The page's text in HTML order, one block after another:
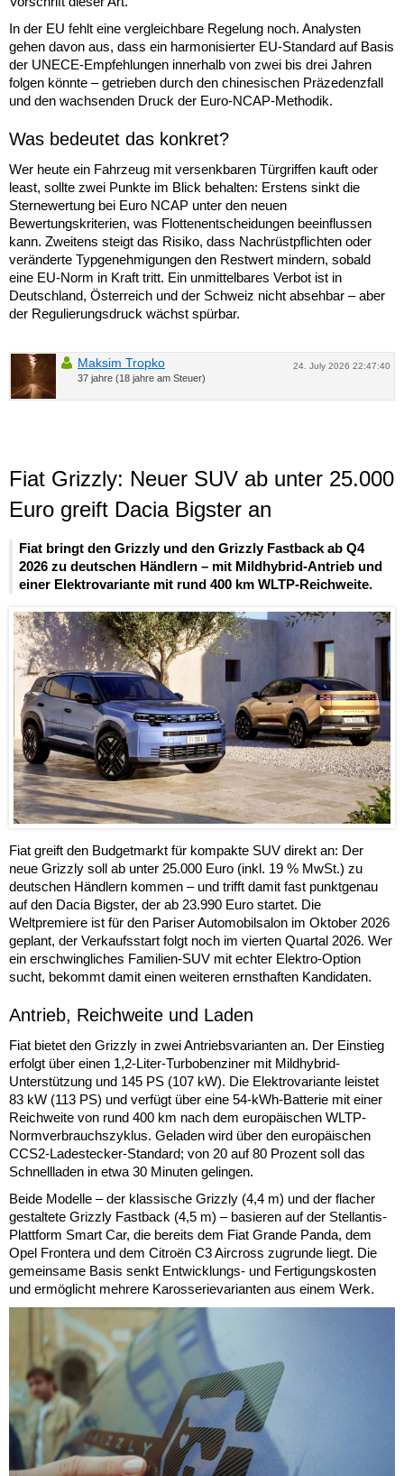
In der EU fehlt eine vergleichbare Regelung noch. Analysten
gehen davon aus, dass ein harmonisierter EU-Standard auf Basis
der UNECE-Empfehlungen innerhalb von zwei bis drei Jahren
folgen könnte – getrieben durch den chinesischen Präzedenzfall
und den wachsenden Druck der Euro-NCAP-Methodik.
Was bedeutet das konkret?
Wer heute ein Fahrzeug mit versenkbaren Türgriffen kauft oder
least, sollte zwei Punkte im Blick behalten: Erstens sinkt die
Sternewertung bei Euro NCAP unter den neuen
Bewertungskriterien, was Flottenentscheidungen beeinflussen
kann. Zweitens steigt das Risiko, dass Nachrüstpflichten oder
veränderte Typgenehmigungen den Restwert mindern, sobald
eine EU-Norm in Kraft tritt. Ein unmittelbares Verbot ist in
Deutschland, Österreich und der Schweiz nicht absehbar – aber
der Regulierungsdruck wächst spürbar.
24. July 2026 22:47:40
Maksim Tropko
37 jahre (18 jahre am Steuer)
Fiat Grizzly: Neuer SUV ab unter 25.000
Euro greift Dacia Bigster an
Fiat bringt den Grizzly und den Grizzly Fastback ab Q4
2026 zu deutschen Händlern – mit Mildhybrid-Antrieb und
einer Elektrovariante mit rund 400 km WLTP-Reichweite.
Fiat greift den Budgetmarkt für kompakte SUV direkt an: Der
neue Grizzly soll ab unter 25.000 Euro (inkl. 19 % MwSt.) zu
deutschen Händlern kommen – und trifft damit fast punktgenau
auf den Dacia Bigster, der ab 23.990 Euro startet. Die
Weltpremiere ist für den Pariser Automobilsalon im Oktober 2026
geplant, der Verkaufsstart folgt noch im vierten Quartal 2026. Wer
ein erschwingliches Familien-SUV mit echter Elektro-Option
sucht, bekommt damit einen weiteren ernsthaften Kandidaten.
Antrieb, Reichweite und Laden
Fiat bietet den Grizzly in zwei Antriebsvarianten an. Der Einstieg
erfolgt über einen 1,2-Liter-Turbobenziner mit Mildhybrid-
Unterstützung und 145 PS (107 kW). Die Elektrovariante leistet
83 kW (113 PS) und verfügt über eine 54-kWh-Batterie mit einer
Reichweite von rund 400 km nach dem europäischen WLTP-
Normverbrauchszyklus. Geladen wird über den europäischen
CCS2-Ladestecker-Standard; von 20 auf 80 Prozent soll das
Schnellladen in etwa 30 Minuten gelingen.
Beide Modelle – der klassische Grizzly (4,4 m) und der flacher
gestaltete Grizzly Fastback (4,5 m) – basieren auf der Stellantis-
Plattform Smart Car, die bereits dem Fiat Grande Panda, dem
Opel Frontera und dem Citroën C3 Aircross zugrunde liegt. Die
gemeinsame Basis senkt Entwicklungs- und Fertigungskosten
und ermöglicht mehrere Karosserievarianten aus einem Werk.